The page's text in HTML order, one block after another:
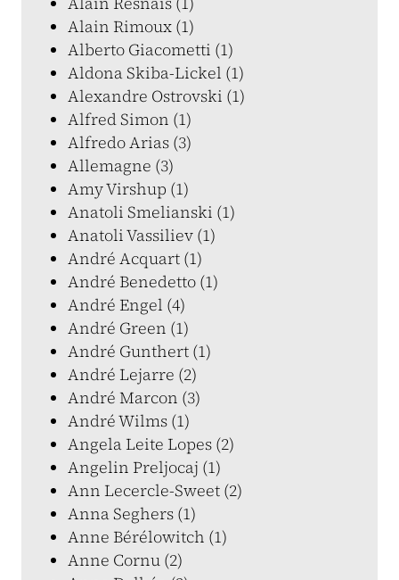
Alain Rimoux (1)
Alberto Giacometti (1)
Aldona Skiba-Lickel (1)
Alexandre Ostrovski (1)
Alfred Simon (1)
Alfredo Arias (3)
Allemagne (3)
Amy Virshup (1)
Anatoli Smelianski (1)
Anatoli Vassiliev (1)
André Acquart (1)
André Benedetto (1)
André Engel (4)
André Green (1)
André Gunthert (1)
André Lejarre (2)
André Marcon (3)
André Wilms (1)
Angela Leite Lopes (2)
Angelin Preljocaj (1)
Ann Lecercle-Sweet (2)
Anna Seghers (1)
Anne Bérélowitch (1)
Anne Cornu (2)